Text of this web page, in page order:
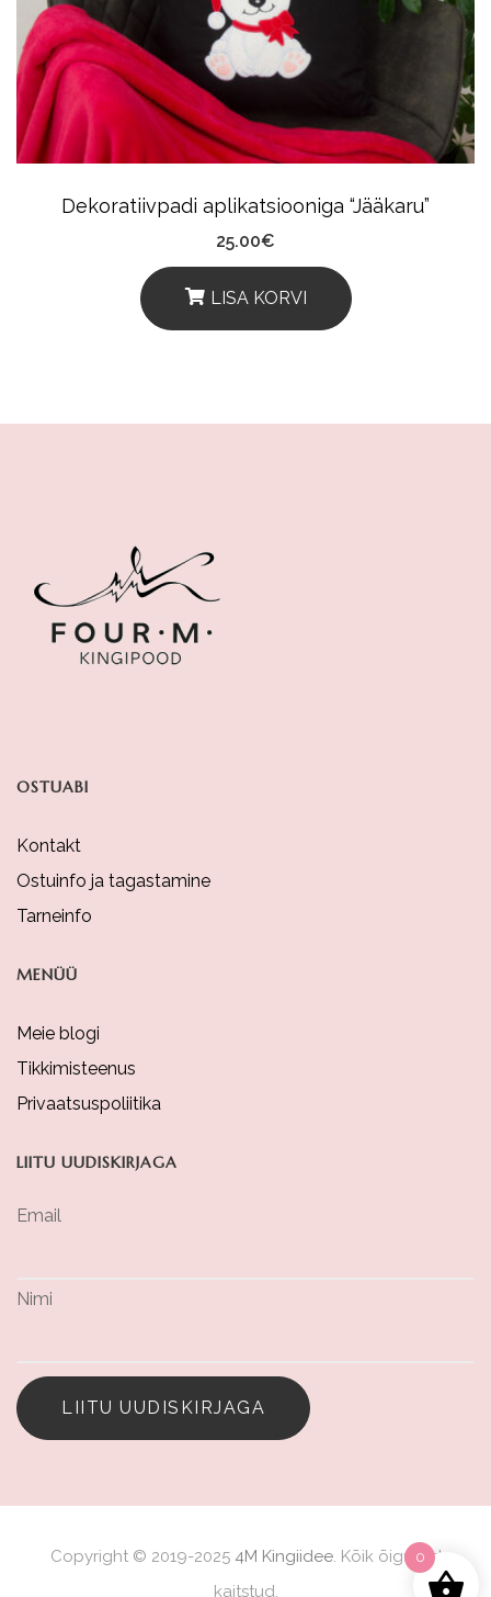
Dekoratiivpadi aplikatsiooniga “Jääkaru”
25.00€
LISA KORVI
OSTUABI
Kontakt
Ostuinfo ja tagastamine
Tarneinfo
MENÜÜ
Meie blogi
Tikkimisteenus
Privaatsuspoliitika
LIITU UUDISKIRJAGA
Email
Nimi
LIITU UUDISKIRJAGA
Copyright © 2019-2025 4M Kingiidee. Kõik õigused
kaitstud.
0